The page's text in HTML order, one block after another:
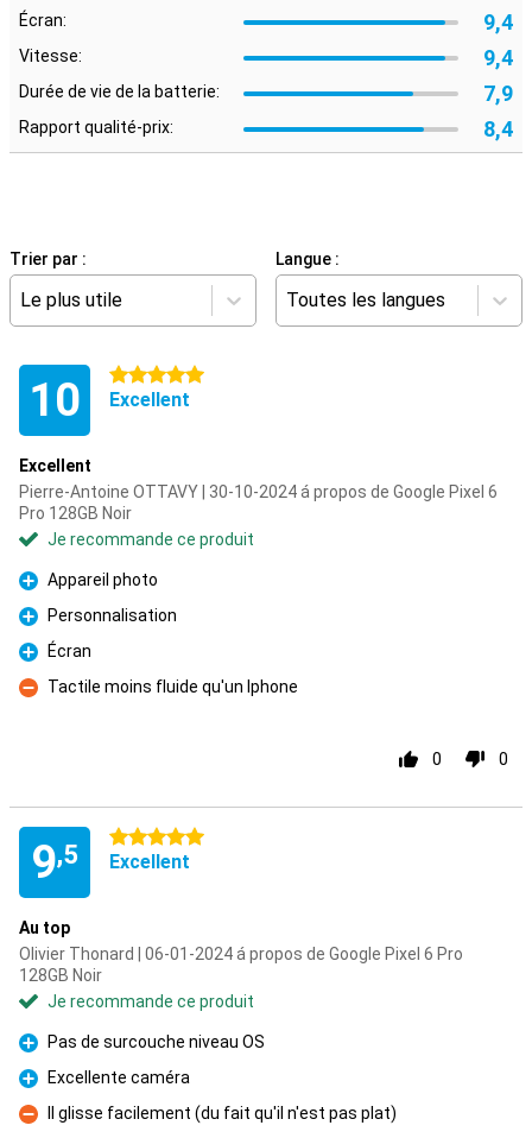
Écran: 9,4
Vitesse: 9,4
Durée de vie de la batterie: 7,9
Rapport qualité-prix: 8,4
Trier par :
Le plus utile
Langue :
Toutes les langues
10 5 étoiles
Excellent
Excellent
Pierre-Antoine OTTAVY | 30-10-2024 á propos de Google Pixel 6
Pro 128GB Noir
Je recommande ce produit
Pour
Appareil photo
Pour
Personnalisation
Pour
Écran
Contre
Tactile moins fluide qu'un Iphone
0 0
9,5
5 étoiles
Excellent
Au top
Olivier Thonard | 06-01-2024 á propos de Google Pixel 6 Pro
128GB Noir
Je recommande ce produit
Pour
Pas de surcouche niveau OS
Pour
Excellente caméra
Contre
Il glisse facilement (du fait qu'il n'est pas plat)